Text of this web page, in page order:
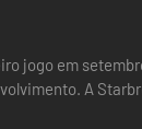
jogo em
A